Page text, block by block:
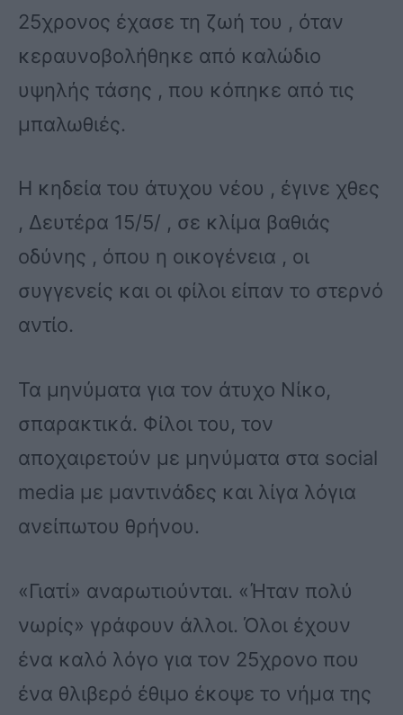
25χρονος έχασε τη ζωή του , όταν
κεραυνοβολήθηκε από καλώδιο
υψηλής τάσης , που κόπηκε από τις
μπαλωθιές.
Η κηδεία του άτυχου νέου , έγινε χθες
, Δευτέρα 15/5/ , σε κλίμα βαθιάς
οδύνης , όπου η οικογένεια , οι
συγγενείς και οι φίλοι είπαν το στερνό
αντίο.
Τα μηνύματα για τον άτυχο Νίκο,
σπαρακτικά. Φίλοι του, τον
αποχαιρετούν με μηνύματα στα social
media με μαντινάδες και λίγα λόγια
ανείπωτου θρήνου.
«Γιατί» αναρωτιούνται. «Ήταν πολύ
νωρίς» γράφουν άλλοι. Όλοι έχουν
ένα καλό λόγο για τον 25χρονο που
ένα θλιβερό έθιμο έκοψε το νήμα της